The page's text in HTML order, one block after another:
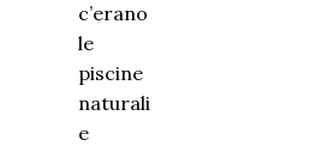
c’erano
le
piscine
naturali
e